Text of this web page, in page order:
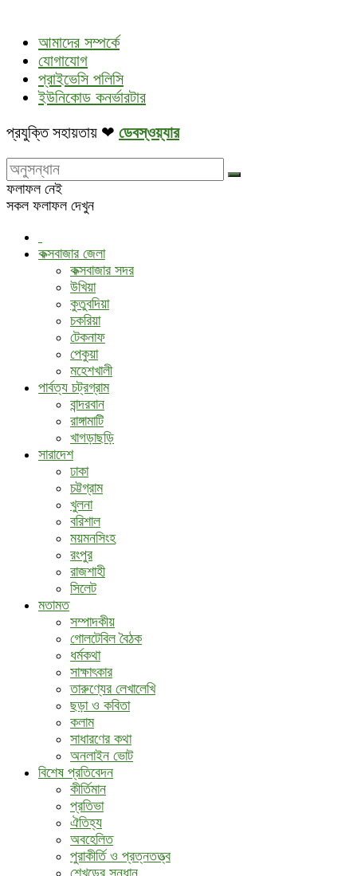
আমাদের সম্পর্কে
যোগাযোগ
প্রাইভেসি পলিসি
ইউনিকোড কনর্ভারটার
প্রযুক্তি সহায়তায় ❤ ডেবস্ওয়্যার
ফলাফল নেই
সকল ফলাফল দেখুন
কক্সবাজার জেলা
কক্সবাজার সদর
উখিয়া
কুতুবদিয়া
চকরিয়া
টেকনাফ
পেকুয়া
মহেশখালী
পার্বত্য চট্রগ্রাম
বান্দরবান
রাঙ্গামাটি
খাগড়াছড়ি
সারাদেশ
ঢাকা
চট্টগ্রাম
খুলনা
বরিশাল
ময়মনসিংহ
রংপুর
রাজশাহী
সিলেট
মতামত
সম্পাদকীয়
গোলটেবিল বৈঠক
ধর্মকথা
সাক্ষাৎকার
তারুণ্যের লেখালেখি
ছড়া ও কবিতা
কলাম
সাধারণের কথা
অনলাইন ভোট
বিশেষ প্রতিবেদন
কীর্তিমান
প্রতিভা
ঐতিহ্য
অবহেলিত
পুরাকীর্তি ও প্রত্নতত্ত্ব
শেখড়ের সন্ধান